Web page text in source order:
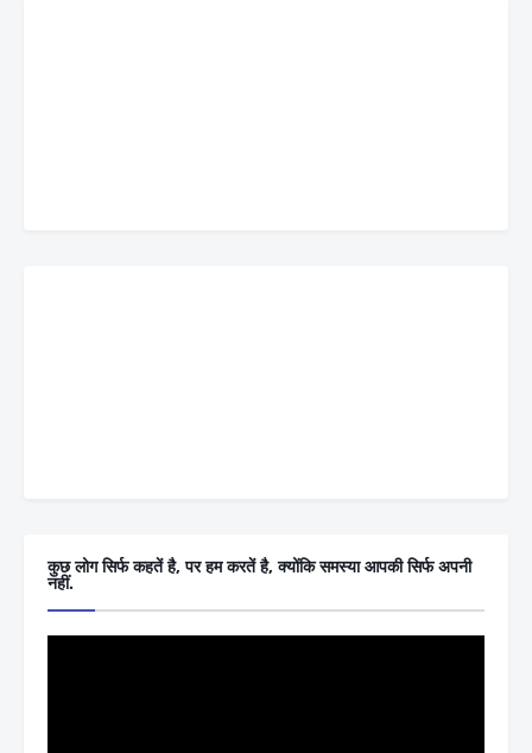
कुछ लोग सिर्फ कहतें है, पर हम करतें है, क्योंकि समस्या आपकी सिर्फ अपनी
नहीं.